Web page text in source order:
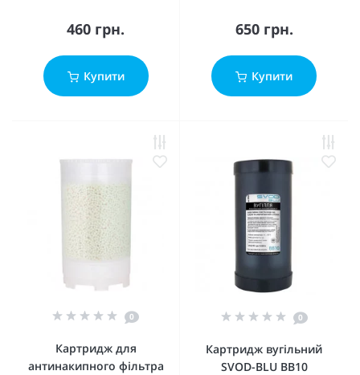
460 грн.
Купити
650 грн.
Купити
0
Картридж для
антинакипного фільтра
0
Картридж вугільний
SVOD-BLU ВВ10